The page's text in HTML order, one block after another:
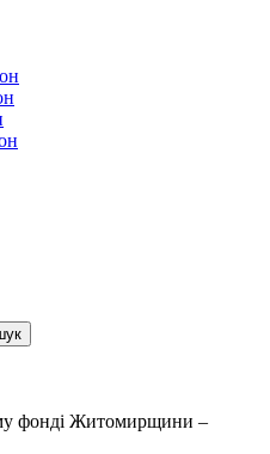
фонді Житомирщини –